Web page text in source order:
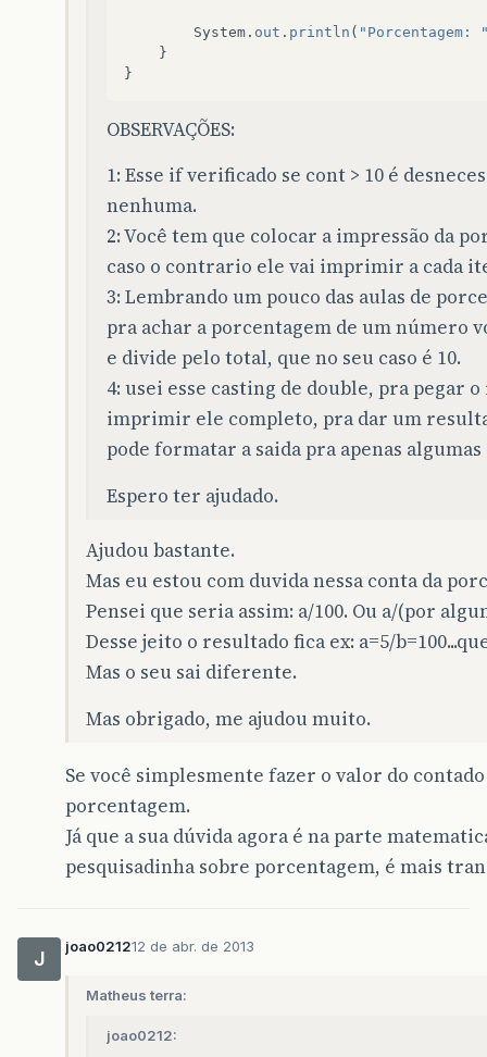
System . out . println ( "Porcentagem:
}
}
OBSERVAÇÕES:
1: Esse if verificado se cont > 10 é
nenhuma.
2: Você tem que colocar a impressão da
caso o contrario ele vai imprimir a cada
3: Lembrando um pouco das aulas de
pra achar a porcentagem de um número
e divide pelo total, que no seu caso é 10.
4: usei esse casting de double, pra pegar
imprimir ele completo, pra dar um
pode formatar a saida pra apenas algumas
Espero ter ajudado.
Ajudou bastante.
Mas eu estou com duvida nessa conta da
Pensei que seria assim: a/100. Ou a/(por
Desse jeito o resultado fica ex: a=5/
Mas o seu sai diferente.
Mas obrigado, me ajudou muito.
Se você simplesmente fazer o valor do
porcentagem.
Já que a sua dúvida agora é na parte
pesquisadinha sobre porcentagem, é mais
J
joao021212 de abr. de 2013
Matheus terra:
joao0212: